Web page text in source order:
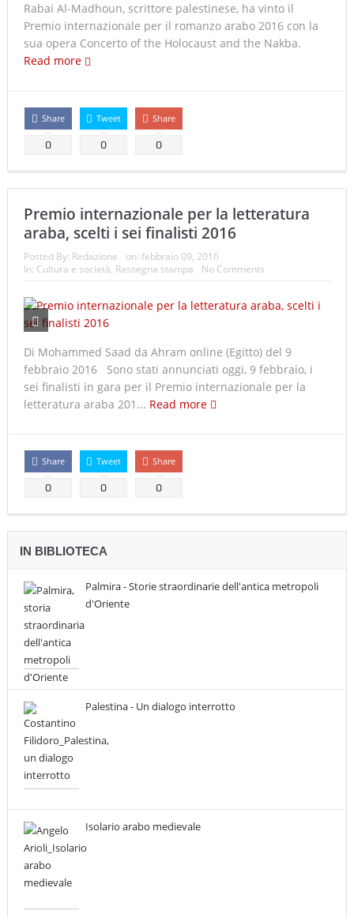
Rabai Al-Madhoun, scrittore palestinese, ha vinto il
Premio internazionale per il romanzo arabo 2016 con la
sua opera Concerto of the Holocaust and the Nakba.
Read more
Share
0
Tweet
0
Share
0
Premio internazionale per la letteratura
araba, scelti i sei finalisti 2016
Posted By: Redazione on: febbraio 09, 2016
In: Cultura e società, Rassegna stampa No Comments
Di Mohammed Saad da Ahram online (Egitto) del 9
febbraio 2016 Sono stati annunciati oggi, 9 febbraio, i
sei finalisti in gara per il Premio internazionale per la
letteratura araba 201... Read more
Share
0
Tweet
0
Share
0
IN BIBLIOTECA
Palmira - Storie straordinarie dell'antica metropoli
d'Oriente
Palestina - Un dialogo interrotto
Isolario arabo medievale